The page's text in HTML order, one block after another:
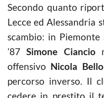
Secondo quanto
Lecce ed Alessandria
scambio: in
’87Simone Ciancio
offensivo Nicola
percorso inverso. Il
cedere in prestito il